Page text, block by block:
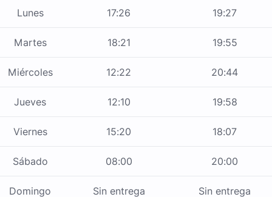
Lunes 17:26 19:27
Martes 18:21 19:55
Miércoles 12:22 20:44
Jueves 12:10 19:58
Viernes 15:20 18:07
Sábado 08:00 20:00
Domingo Sin entrega Sin entrega